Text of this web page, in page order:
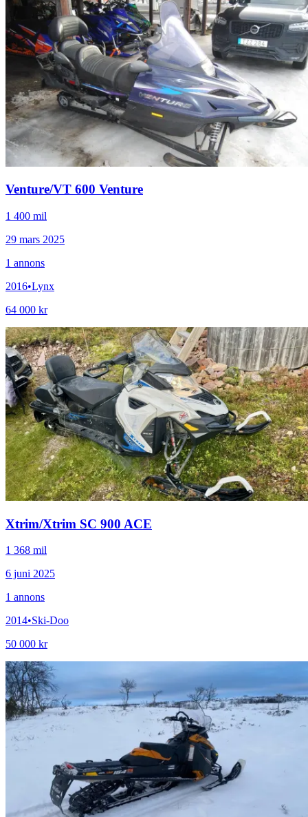
Venture/VT 600 Venture
1 400 mil
29 mars 2025
1 annons
2016•Lynx
64 000 kr
Xtrim/Xtrim SC 900 ACE
1 368 mil
6 juni 2025
1 annons
2014•Ski-Doo
50 000 kr